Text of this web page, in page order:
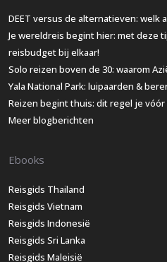
DEET versus de alternatieven: welk
Je wereldreis begint hier: met deze
reisbudget bij elkaar!
Solo reizen boven de 30: waarom
Yala National Park: luipaarden &
Reizen begint thuis: dit regel je
Meer blogberichten
Ebooks
Reisgids Thailand
Reisgids Vietnam
Reisgids Indonesië
Reisgids Sri Lanka
Reisgids Maleisië